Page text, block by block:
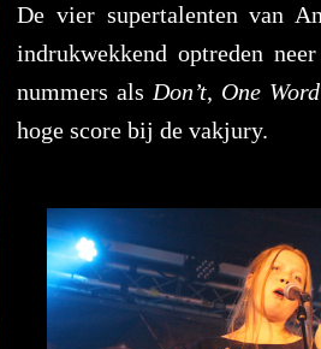
De vier supertalenten van
indrukwekkend optreden
nummers als Don’t, One Word
hoge score bij de vakjury.